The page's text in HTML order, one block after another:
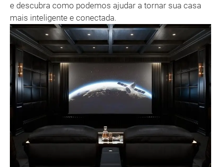
e descubra como podemos ajudar a tornar sua casa
mais inteligente e conectada.